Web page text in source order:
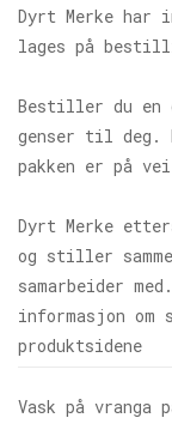
Dyrt Merke har
lages på
Bestiller du en
genser til deg.
pakken er på
Dyrt Merke
og stiller
samarbeider
informasjon
produktsidene
Vask på vranga